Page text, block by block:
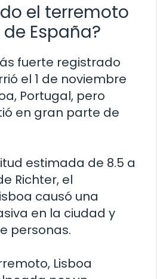
el terremoto
España?
fuerte registrado
el 1 de noviembre
Portugal, pero
en gran parte de
estimada de 8.5 a
Richter, el
causó una
en la ciudad y
personas.
Lisboa